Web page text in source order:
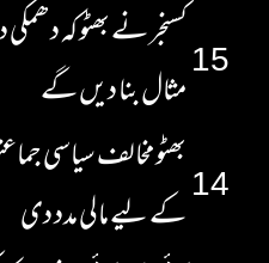
15
کسنجر نے بھٹو کہ
مثال بنا دیں گے
14
بھٹو مخالف سیاسی
کے لیے مالی مدد دی